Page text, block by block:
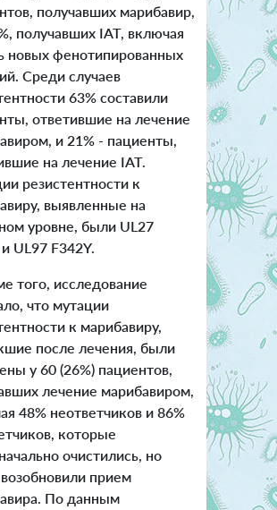
получавших марибавир,
получавших IAT, включая
новых фенотипированных
Среди случаев
63% составили
ответившие на лечение
и 21% - пациенты,
на лечение IAT.
резистентности к
выявленные на
уровне, были UL27
UL97 F342Y.
того, исследование
что мутации
к марибавиру,
после лечения, были
у 60 (26%) пациентов,
лечение марибавиром,
48% неответчиков и 86%
которые
очистились, но
прием
По данным